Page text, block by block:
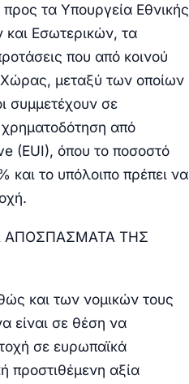
τα Υπουργεία Εθνικής
και Εσωτερικών, τα
που από κοινού
Χώρας, μεταξύ των οποίων
συμμετέχουν σε
από
(EUI), όπου το ποσοστό
και το υπόλοιπο πρέπει να
ΑΠΟΣΠΑΣΜΑΤΑ ΤΗΣ
και των νομικών τους
είναι σε θέση να
σε ευρωπαϊκά
προστιθέμενη αξία